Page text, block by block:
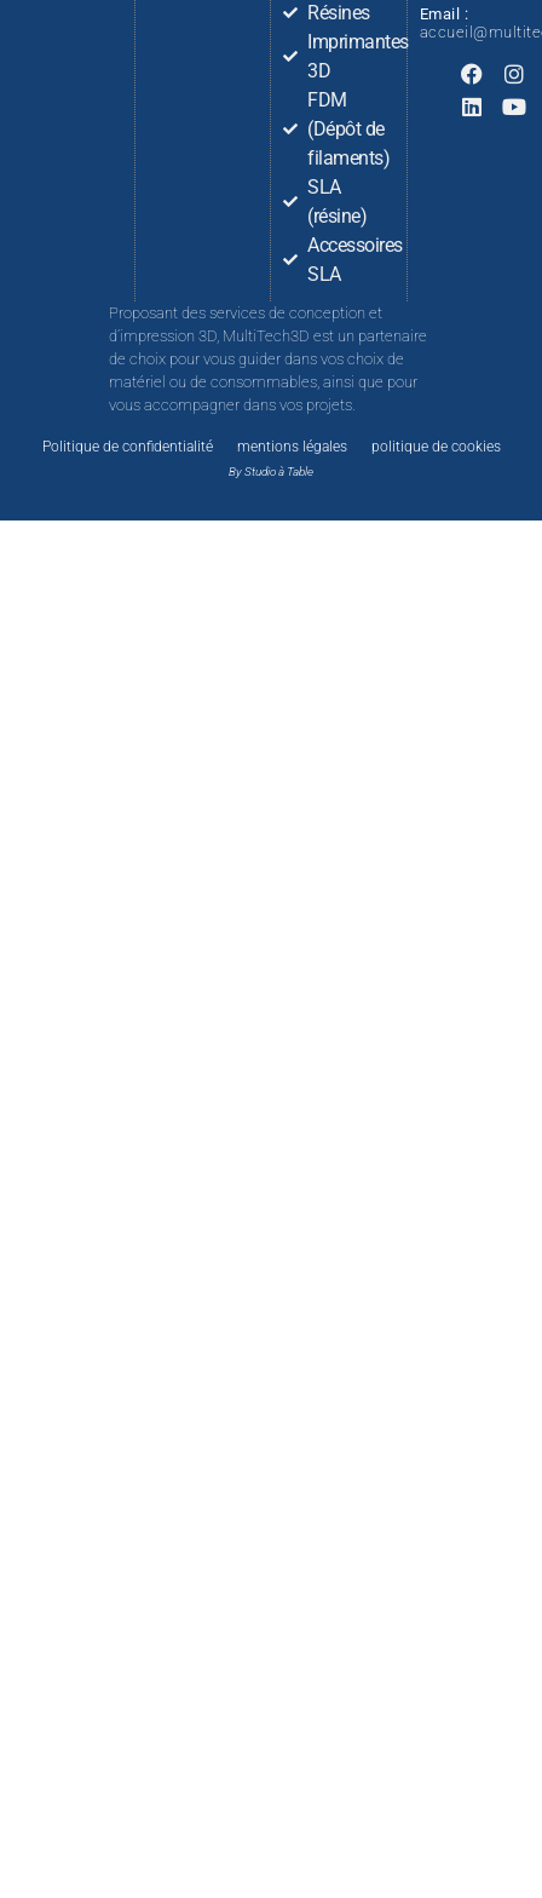
Résines
Imprimantes
3D
FDM
(Dépôt de
filaments)
SLA
(résine)
Accessoires
SLA
Email :
Proposant des services de conception et
d’impression 3D, MultiTech3D est un partenaire
de choix pour vous guider dans vos choix de
matériel ou de consommables, ainsi que pour
vous accompagner dans vos projets.
Politique de confidentialité mentions légales politique de cookies
By Studio à Table